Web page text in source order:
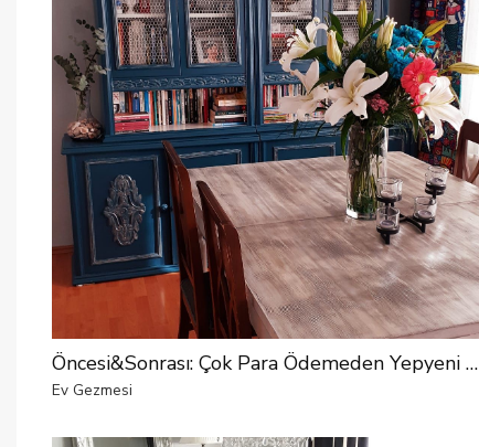
Öncesi&Sonrası: Çok Para Ödemeden Yepyeni Hale Gelen Bir Yemek Odası
Ev Gezmesi